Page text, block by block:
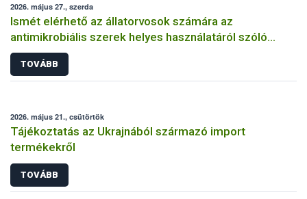
2026. május 27., szerda
Ismét elérhető az állatorvosok számára az
antimikrobiális szerek helyes használatáról szóló
képzés
TOVÁBB
2026. május 21., csütörtök
Tájékoztatás az Ukrajnából származó import
termékekről
TOVÁBB